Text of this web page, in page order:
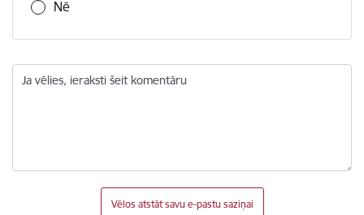
Nē
Ja vēlies, ieraksti šeit komentāru
Vēlos atstāt savu e-pastu saziņai